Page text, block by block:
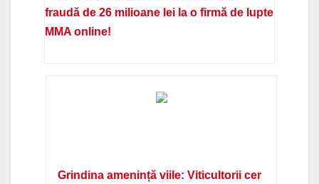
fraudă de 26 milioane lei la o firmă de lupte
MMA online!
Grindina amenință viile: Viticultorii cer